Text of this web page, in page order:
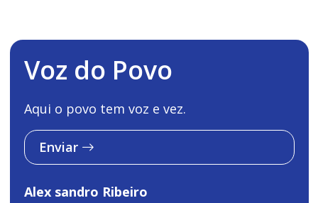
Voz do Povo
Aqui o povo tem voz e vez.
Enviar
Alex sandro Ribeiro